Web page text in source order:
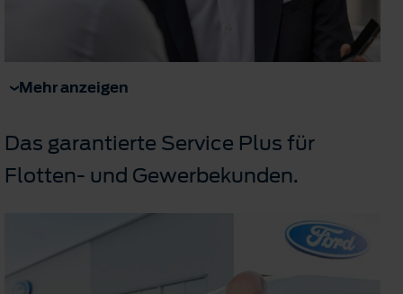
Mehr anzeigen
Das garantierte Service Plus für
Flotten- und Gewerbekunden.